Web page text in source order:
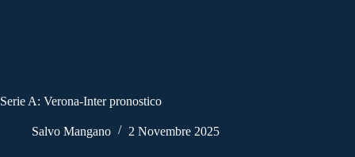
Serie A: Verona-Inter pronostico
Salvo Mangano 2 Novembre 2025